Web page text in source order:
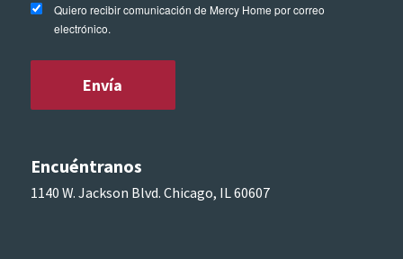
Quiero recibir comunicación de Mercy Home por correo
electrónico.
Encuéntranos
1140 W. Jackson Blvd. Chicago, IL 60607